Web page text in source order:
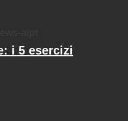
i 5 esercizi